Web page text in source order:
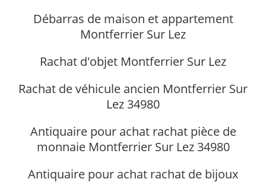
Débarras de maison et appartement
Montferrier Sur Lez
Rachat d'objet Montferrier Sur Lez
Rachat de véhicule ancien Montferrier Sur
Lez 34980
Antiquaire pour achat rachat pièce de
monnaie Montferrier Sur Lez 34980
Antiquaire pour achat rachat de bijoux